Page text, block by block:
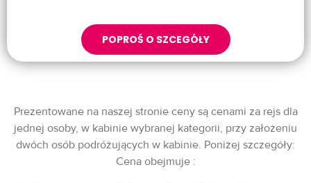
POPROŚ O SZCEGÓŁY
Prezentowane na naszej stronie ceny są cenami za rejs dla
jednej osoby, w kabinie wybranej kategorii, przy założeniu
dwóch osób podróżujących w kabinie. Poniżej szczegóły:
Cena obejmuje :